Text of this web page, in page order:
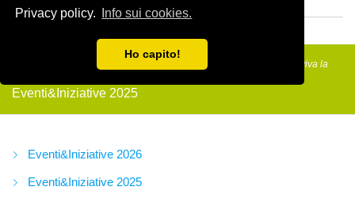
Privacy policy.
Info sui cookies.
Ho capito!
ODV
Amici della Pediatria Eventi&Iniziative 2025
Evviva la
Eventi&Iniziative 2025
Eventi&Iniziative 2026
Eventi&Iniziative 2025